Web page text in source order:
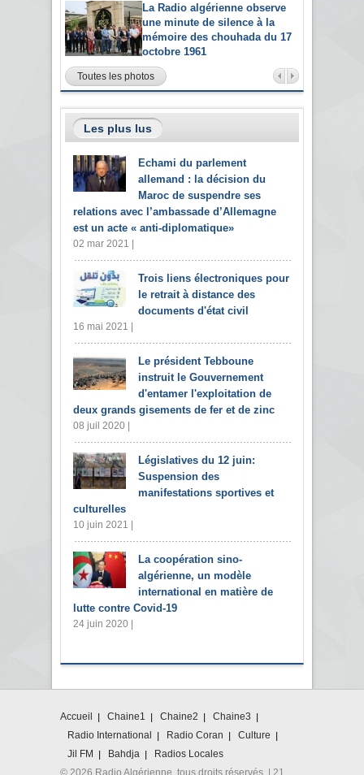
La Radio algérienne observe
une minute de silence à la
mémoire des chouhada du 17
octobre 1961
Toutes les photos
Les plus lus
Echami du parlement
allemand : la décision du
Maroc de suspendre ses
relations avec l’ambassade d’Allemagne
est un acte « anti-diplomatique»
02 mar 2021 |
Trois liens électroniques pour
le retrait à distance des
documents d'état civil
16 mai 2021 |
Le président Tebboune
instruit le Gouvernement
d'entamer l'exploitation de
deux grands gisements de fer et de zinc
08 juil 2020 |
Législatives du 12 juin:
Suspension des
manifestations sportives et
culturelles
10 juin 2021 |
La coopération sino-
algérienne, un modèle
international en matière de
lutte contre Covid-19
24 juin 2020 |
Accueil Chaine1 Chaine2
Chaine3
Radio International
Radio Coran
Culture
Jil FM
Bahdja
Radios Locales
© 2026 Radio Algérienne. tous droits réservés. | 21,